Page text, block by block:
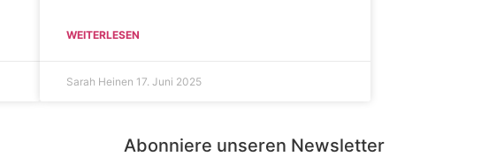
WEITERLESEN
Sarah Heinen 17. Juni 2025
Abonniere unseren Newsletter